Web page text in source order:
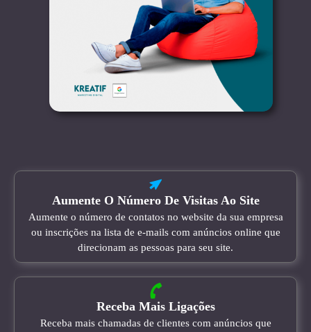
Aumente O Número De Visitas Ao Site
Aumente o número de contatos no website da sua empresa
ou inscrições na lista de e-mails com anúncios online que
direcionam as pessoas para seu site.
Receba Mais Ligações
Receba mais chamadas de clientes com anúncios que